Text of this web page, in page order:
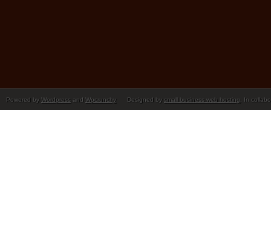
Powered by Wordpress and Wpcrunchy Designed by small business web hosting . In